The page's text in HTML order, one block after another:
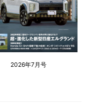
2026年7月号